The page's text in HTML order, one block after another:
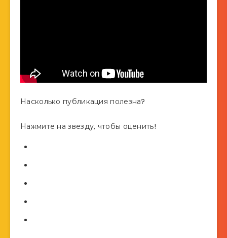
Насколько публикация полезна?
Нажмите на звезду, чтобы оценить!